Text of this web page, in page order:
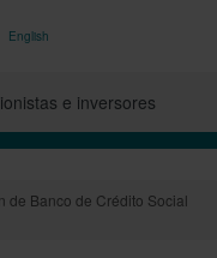
English
e inversores
de Banco de Crédito Social